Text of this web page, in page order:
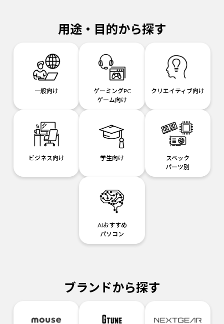
用途・目的から探す
一般向け
ゲーミングPC
ゲーム向け
クリエイティブ向け
ビジネス向け 学生向け
スペック
パーツ別
AIおすすめ
パソコン
ブランドから探す